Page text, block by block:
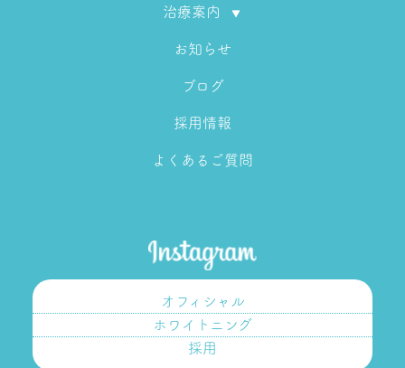
治療案内
お知らせ
ブログ
採用情報
よくあるご質問
オフィシャル
ホワイトニング
採用